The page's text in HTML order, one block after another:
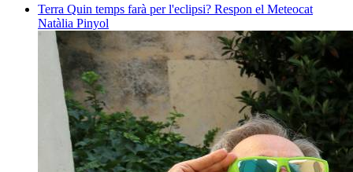
Terra Quin temps farà per l'eclipsi? Respon el Meteocat
Natàlia Pinyol